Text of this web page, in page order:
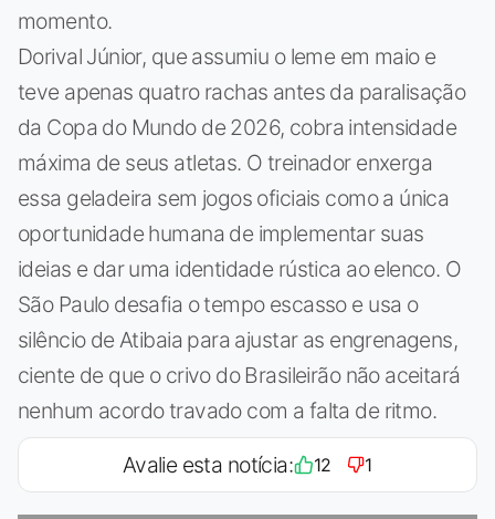
momento.
Dorival Júnior, que assumiu o leme em maio e
teve apenas quatro rachas antes da paralisação
da Copa do Mundo de 2026, cobra intensidade
máxima de seus atletas. O treinador enxerga
essa geladeira sem jogos oficiais como a única
oportunidade humana de implementar suas
ideias e dar uma identidade rústica ao elenco. O
São Paulo desafia o tempo escasso e usa o
silêncio de Atibaia para ajustar as engrenagens,
ciente de que o crivo do Brasileirão não aceitará
nenhum acordo travado com a falta de ritmo.
Avalie esta notícia: 12 1